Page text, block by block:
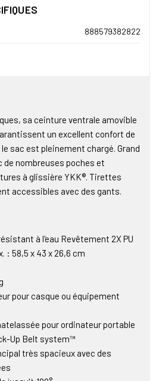
888579382822
sa ceinture ventrale amovible
un excellent confort de
sac est pleinement chargé. Grand
de nombreuses poches et
à glissière YKK®. Tirettes
accessibles avec des gants.
à l'eau Revêtement 2X PU
: 58,5 x 43 x 26,6 cm
pour casque ou équipement
pour ordinateur portable
Up Belt system™
très spacieux avec des